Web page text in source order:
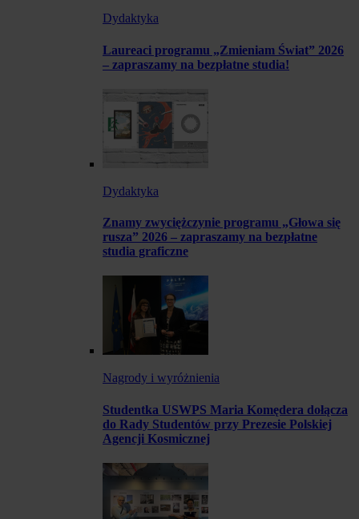
Dydaktyka
Laureaci programu „Zmieniam Świat” 2026
– zapraszamy na bezpłatne studia!
Dydaktyka
Znamy zwyciężczynie programu „Głowa się
rusza” 2026 – zapraszamy na bezpłatne
studia graficzne
Nagrody i wyróżnienia
Studentka USWPS Maria Komędera dołącza
do Rady Studentów przy Prezesie Polskiej
Agencji Kosmicznej